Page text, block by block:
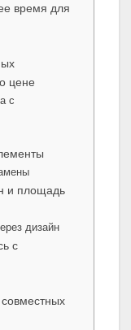
время для
цене
с
и площадь
дизайн
с